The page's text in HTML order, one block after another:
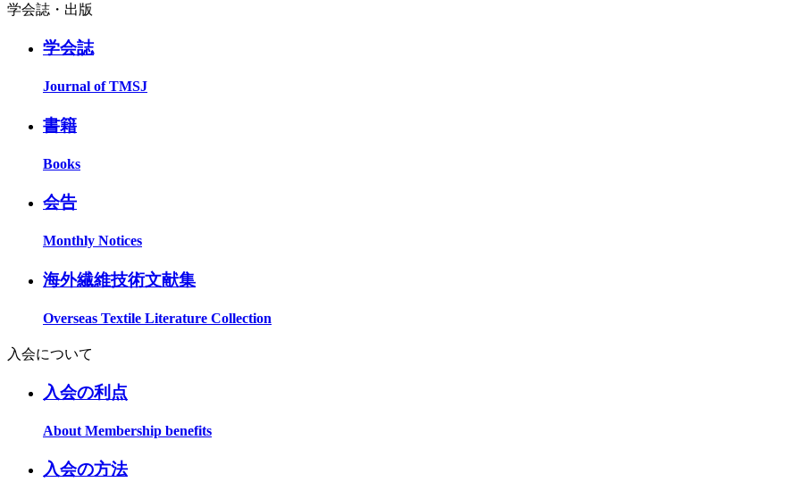
学会誌・出版
学会誌
Journal of TMSJ
書籍
Books
会告
Monthly Notices
海外繊維技術文献集
Overseas Textile Literature Collection
入会について
入会の利点
About Membership benefits
入会の方法